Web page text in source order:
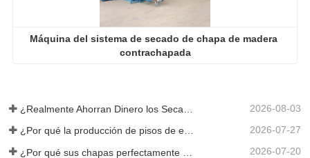
Máquina del sistema de secado de chapa de madera
contrachapada
2026-08-03
¿Por qué la producción de pisos de eucalipto necesita un secador de chapas? 2026-07-27
2026-07-20